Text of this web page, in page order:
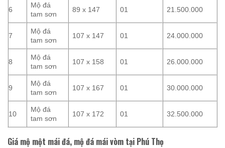
6
Mộ đá
tam sơn
89 x 147 01 21.500.000
7
Mộ đá
tam sơn
107 x 147 01 24.000.000
8
Mộ đá
tam sơn
107 x 158 01 26.000.000
9
Mộ đá
tam sơn
107 x 167 01 30.000.000
10
Mộ đá
tam sơn
107 x 172 01 32.500.000
Giá mộ một mái đá, mộ đá mái vòm tại Phú Thọ